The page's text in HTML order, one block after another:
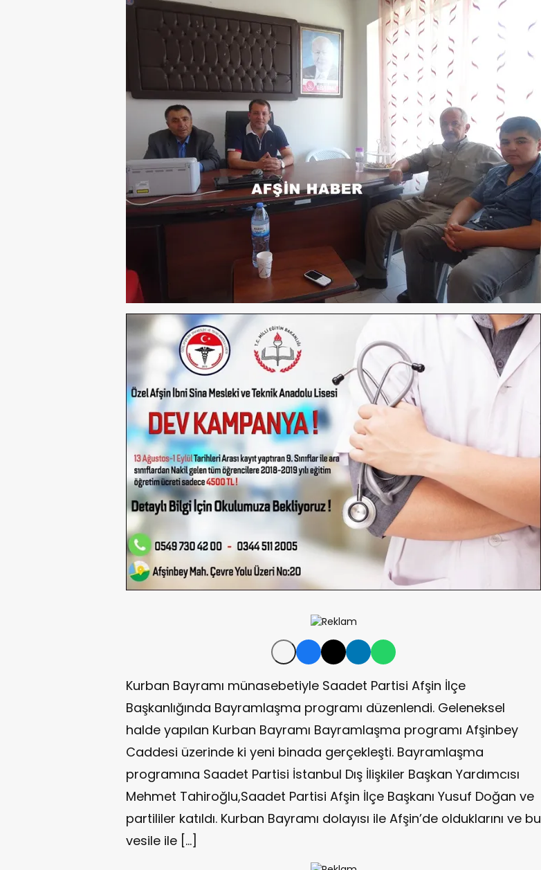
Kurban Bayramı münasebetiyle Saadet Partisi Afşin İlçe
Başkanlığında Bayramlaşma programı düzenlendi. Geleneksel
halde yapılan Kurban Bayramı Bayramlaşma programı Afşinbey
Caddesi üzerinde ki yeni binada gerçekleşti. Bayramlaşma
programına Saadet Partisi İstanbul Dış İlişkiler Başkan Yardımcısı
Mehmet Tahiroğlu,Saadet Partisi Afşin İlçe Başkanı Yusuf Doğan ve
partililer katıldı. Kurban Bayramı dolayısı ile Afşin’de olduklarını ve bu
vesile ile […]